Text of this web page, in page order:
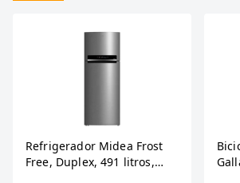
Refrigerador Midea Frost
Free, Duplex, 491 litros,